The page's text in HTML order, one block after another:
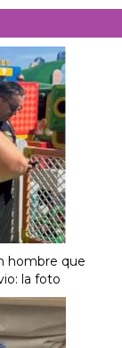
hombre que
la foto